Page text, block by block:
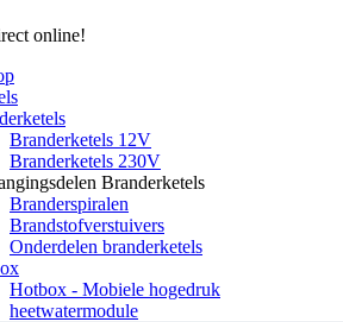
online!
Branderketels 12V
Branderketels 230V
Branderketels
Branderspiralen
Brandstofverstuivers
Onderdelen branderketels
Hotbox - Mobiele hogedruk
heetwatermodule